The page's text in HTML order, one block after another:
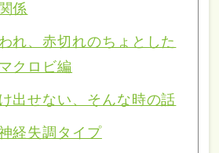
係
れ、赤切れのちょとした
クロビ編
出せない、そんな時の話
経失調タイプ